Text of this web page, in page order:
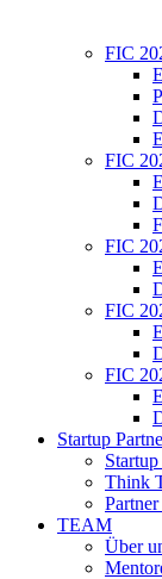
FIC
FIC
FIC
FIC
FIC
Startup
Think
TEAM
Über